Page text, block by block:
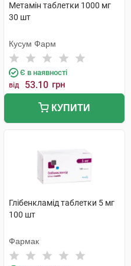
Метамін таблетки 1000 мг
30 шт
Кусум Фарм
Є в наявності
від 53.10 грн
КУПИТИ
Глібенкламід таблетки 5 мг
100 шт
Фармак